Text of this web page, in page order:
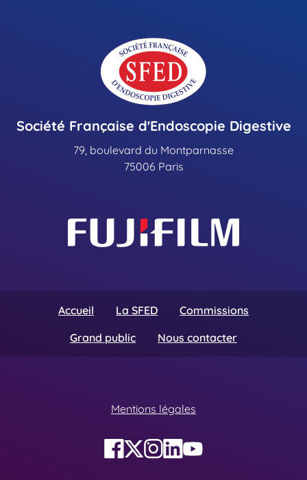
Société Française d'Endoscopie Digestive
79, boulevard du Montparnasse
75006 Paris
Accueil La SFED
Commissions
Grand public
Nous contacter
Mentions légales